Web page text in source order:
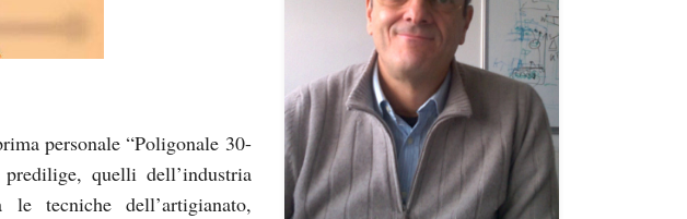
personale “Poligonale 30-
quelli dell’industria
tecniche dell’artigianato,